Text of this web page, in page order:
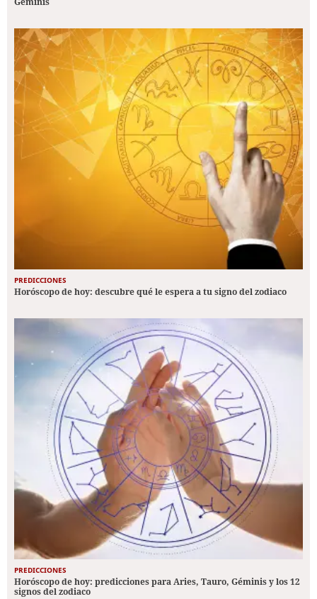
PREDICCIONES
Horóscopo de hoy: descubre qué le espera a tu signo del zodiaco
PREDICCIONES
Horóscopo de hoy: predicciones para Aries, Tauro, Géminis y los 12
signos del zodiaco